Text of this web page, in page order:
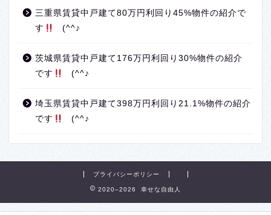
三重県賃貸中戸建て80万円利回り45%物件の紹介で
す
(^^♪
茨城県賃貸中戸建て176万円利回り30%物件の紹介
です
(^^♪
埼玉県賃貸中戸建て398万円利回り21.1%物件の紹介
です
(^^♪
プライバシーポリシー
2020–2026 幸せな自由人